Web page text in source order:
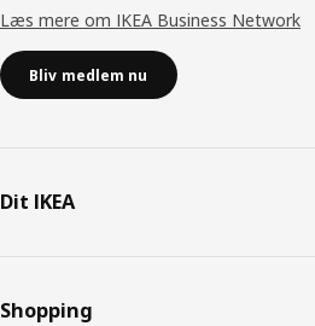
Læs mere om IKEA Business Network
Bliv medlem nu
Dit IKEA
Shopping